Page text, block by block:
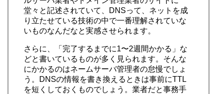
堂々と記述されていて、DNSって、ネットを成
り立たせている技術の中で一番理解されていな
いものなんだなと実感させられます。
さらに、「完了するまでに1〜2週間かかる」な
どと書いているものが多く見られます。そんな
にかかるのはネームサーバ管理者の怠慢でしょ
う。DNSの情報を書き換えるときは事前にTTL
を短くしておくものでしょう。業者だと事務手